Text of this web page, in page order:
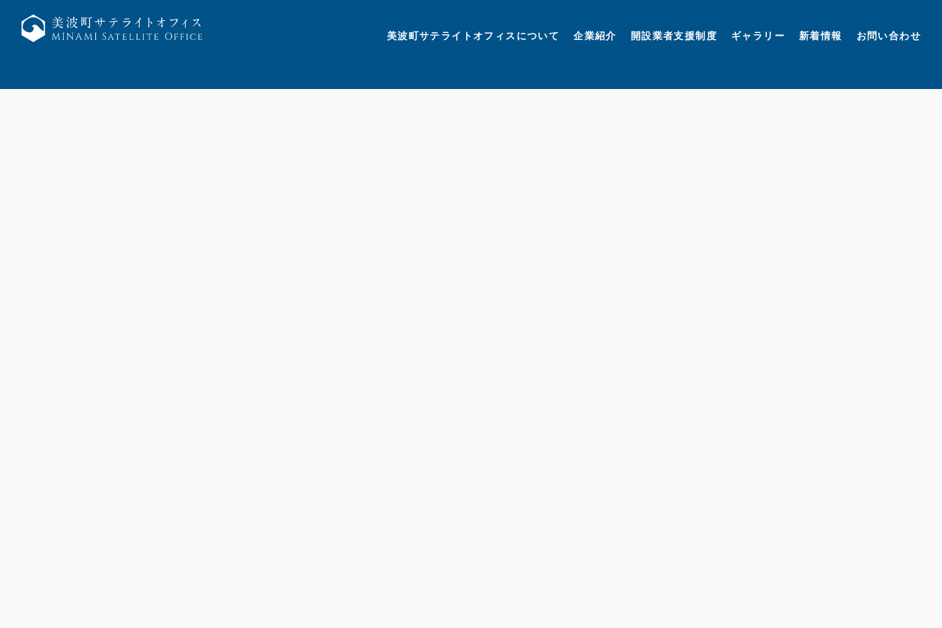
美波町サテライトオフィスについて 企業紹介 開設業者支援制度 ギャラリー 新着情報 お問い合わせ
美波町 ミナミマリンラボ
個人情報保護方針